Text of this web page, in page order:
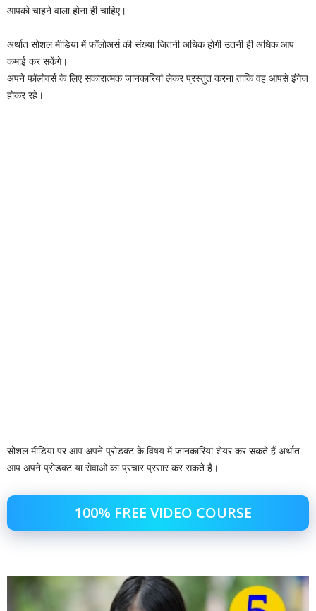
आपको चाहने वाला होना ही चाहिए।
अर्थात सोशल मीडिया में फॉलोअर्स की संख्या जितनी अधिक होगी उतनी ही अधिक आप
कमाई कर सकेंगे।
अपने फॉलोवर्स के लिए सकारात्मक जानकारियां लेकर प्रस्तुत करना ताकि वह आपसे इंगेज
होकर रहे।
सोशल मीडिया पर आप अपने प्रोडक्ट के विषय में जानकारियां शेयर कर सकते हैं अर्थात
आप अपने प्रोडक्ट या सेवाओं का प्रचार प्रसार कर सकते है।
100% FREE VIDEO COURSE